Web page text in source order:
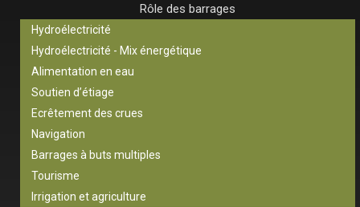
Rôle des barrages
Hydroélectricité
Hydroélectricité - Mix énergétique
Alimentation en eau
Soutien d’étiage
Ecrêtement des crues
Navigation
Barrages à buts multiples
Tourisme
Irrigation et agriculture